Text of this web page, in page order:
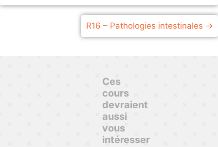
R16 – Pathologies intestinales
Ces
cours
devraient
aussi
vous
intéresser